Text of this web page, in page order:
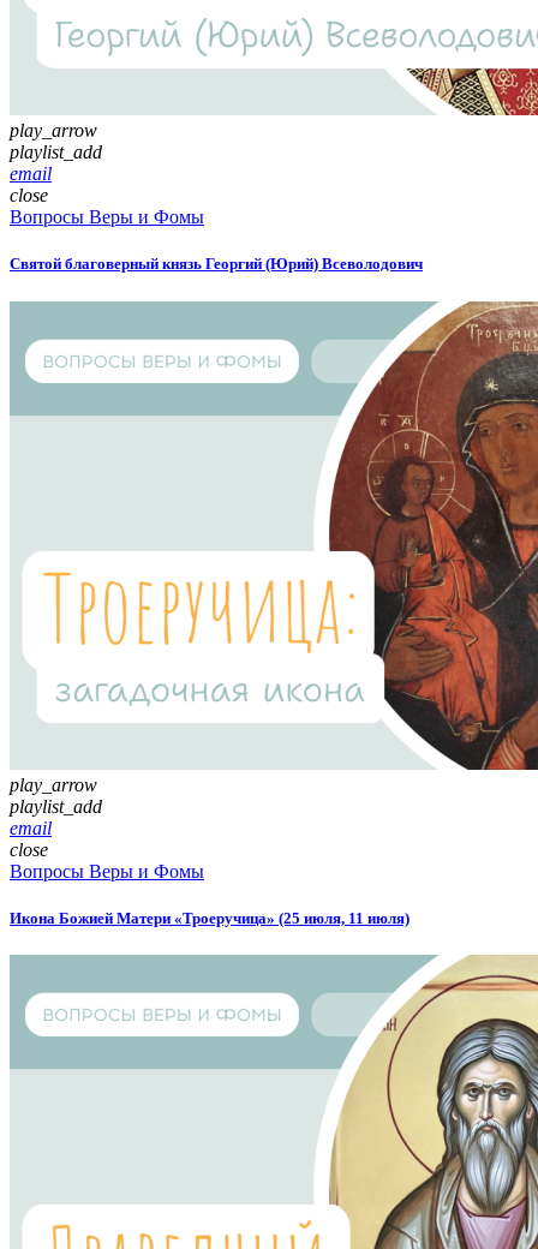
play_arrow
playlist_add
email
close
Вопросы Веры и Фомы
Святой благоверный князь Георгий (Юрий) Всеволодович
play_arrow
playlist_add
email
close
Вопросы Веры и Фомы
Икона Божией Матери «Троеручица» (25 июля, 11 июля)